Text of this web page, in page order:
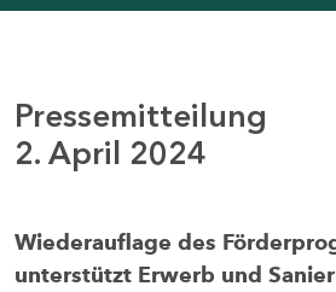
Pressemitteilung
2. April 2024
Wiederauflage des
unterstützt Erwerb und